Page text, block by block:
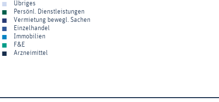
Übriges
Persönl. Dienstleistungen
Vermietung bewegl. Sachen
Einzelhandel
Immobilien
F&E
Arzneimittel